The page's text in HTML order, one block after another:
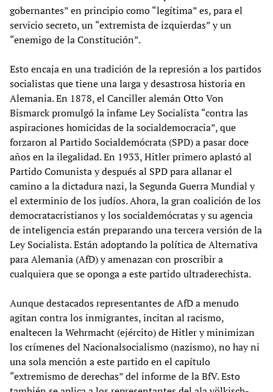
gobernantes” en principio como “legítima” es, para el
servicio secreto, un “extremista de izquierdas” y un
“enemigo de la Constitución”.
Esto encaja en una tradición de la represión a los partidos
socialistas que tiene una larga y desastrosa historia en
Alemania. En 1878, el Canciller alemán Otto Von
Bismarck promulgó la infame Ley Socialista “contra las
aspiraciones homicidas de la socialdemocracia”, que
forzaron al Partido Socialdemócrata (SPD) a pasar doce
años en la ilegalidad. En 1933, Hitler primero aplastó al
Partido Comunista y después al SPD para allanar el
camino a la dictadura nazi, la Segunda Guerra Mundial y
el exterminio de los judíos. Ahora, la gran coalición de los
democratacristianos y los socialdemócratas y su agencia
de inteligencia están preparando una tercera versión de la
Ley Socialista. Están adoptando la política de Alternativa
para Alemania (AfD) y amenazan con proscribir a
cualquiera que se oponga a este partido ultraderechista.
Aunque destacados representantes de AfD a menudo
agitan contra los inmigrantes, incitan al racismo,
enaltecen la Wehrmacht (ejército) de Hitler y minimizan
los crímenes del Nacionalsocialismo (nazismo), no hay ni
una sola mención a este partido en el capítulo
“extremismo de derechas” del informe de la BfV. Esto